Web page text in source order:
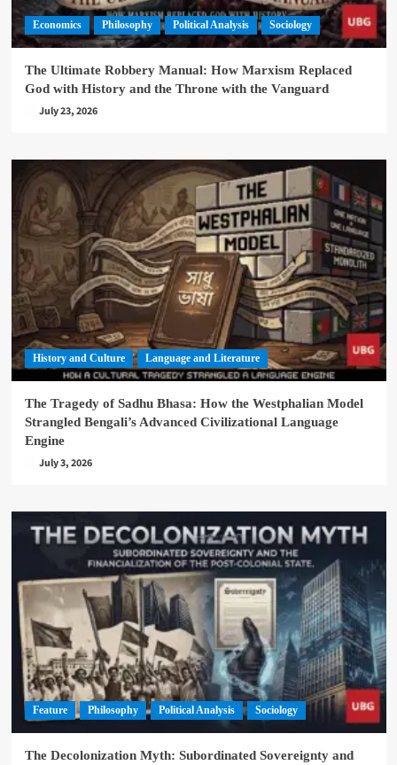
Economics Philosophy Political Analysis Sociology
The Ultimate Robbery Manual: How Marxism Replaced
God with History and the Throne with the Vanguard
July 23, 2026
History and Culture Language and Literature
The Tragedy of Sadhu Bhasa: How the Westphalian Model
Strangled Bengali’s Advanced Civilizational Language
Engine
July 3, 2026
Feature Philosophy Political Analysis Sociology
The Decolonization Myth: Subordinated Sovereignty and